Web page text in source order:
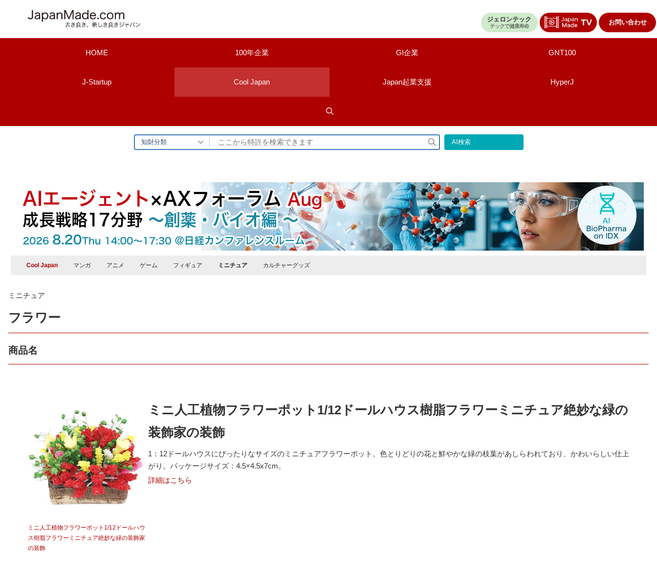
ジェロンテック
テックで健康寿命 お問い合わせ
HOME 100年企業 GI企業 GNT100
J-Startup Cool Japan Japan起業支援 HyperJ
知財分類
検
索
AI検索
Cool Japan マンガ アニメ ゲーム フィギュア ミニチュア カルチャーグッズ
ミニチュア
フラワー
商品名
ミニ人工植物フラワーポット1/12ドールハウ
ス樹脂フラワーミニチュア絶妙な緑の装飾家
の装飾
ミニ人工植物フラワーポット1/12ドールハウス樹脂フラワーミニチュア絶妙な緑の
装飾家の装飾
1：12ドールハウスにぴったりなサイズのミニチュアフラワーポット。色とりどりの花と鮮やかな緑の枝葉があしらわれており、かわいらしい仕上
がり。パッケージサイズ：4.5×4.5x7cm。
詳細はこちら